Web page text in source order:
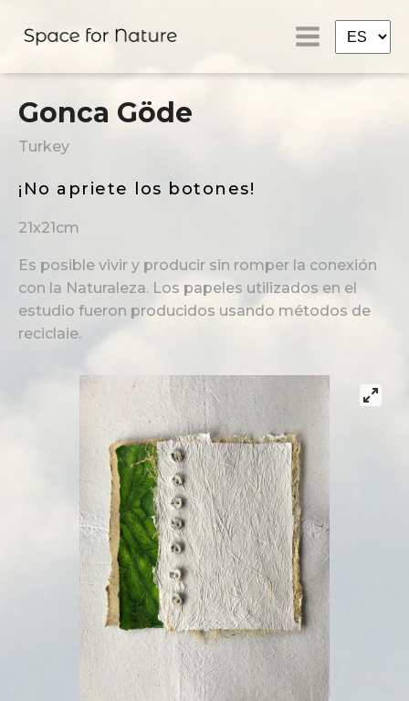
Gonca Göde
Turkey
¡No apriete los botones!
21x21cm
Es posible vivir y producir sin romper la conexión
con la Naturaleza. Los papeles utilizados en el
estudio fueron producidos usando métodos de
reciclaje.